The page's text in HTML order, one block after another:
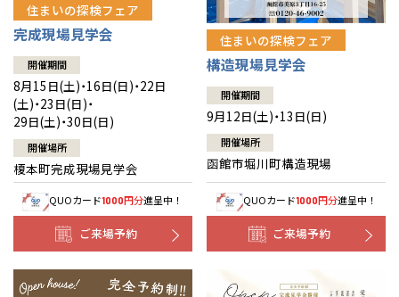
住まいの探検フェア
完成現場見学会
開催期間
8月15日(土)・16日(日)・22日
(土)・23日(日)・
29日(土)・30日(日)
開催場所
榎本町完成現場見学会
QUOカード1000円分進呈中！
ご来場予約
住まいの探検フェア
構造現場見学会
開催期間
9月12日(土)・13日(日)
開催場所
函館市堀川町構造現場
QUOカード1000円分進呈中！
ご来場予約